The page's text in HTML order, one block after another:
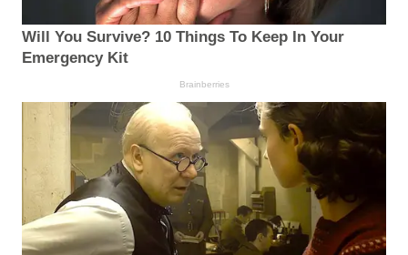
Will You Survive? 10 Things To Keep In Your
Emergency Kit
Brainberries